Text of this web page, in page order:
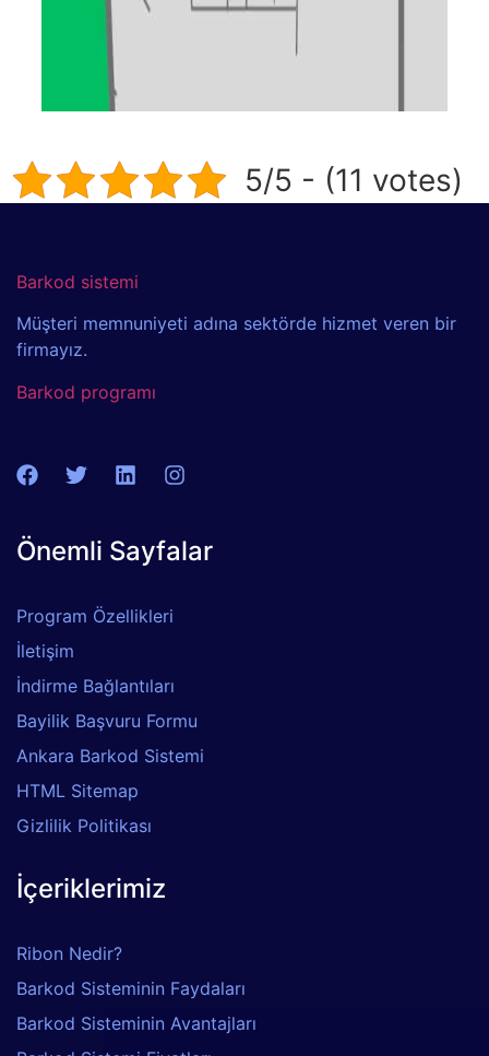
5/5 - (11 votes)
Barkod sistemi
Müşteri memnuniyeti adına sektörde hizmet veren bir
firmayız.
Barkod programı
Önemli Sayfalar
Program Özellikleri
İletişim
İndirme Bağlantıları
Bayilik Başvuru Formu
Ankara Barkod Sistemi
HTML Sitemap
Gizlilik Politikası
İçeriklerimiz
Ribon Nedir?
Barkod Sisteminin Faydaları
Barkod Sisteminin Avantajları